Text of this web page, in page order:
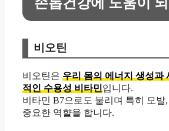
비오틴
비오틴은 우리 몸의 에너지 생성과
적인 수용성 비타민입니다.
비타민 B7으로도 불리며 특히 모발
중요한 역햘을 합니다.